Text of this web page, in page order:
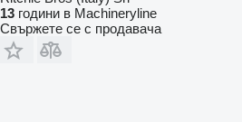
13 години в Machineryline
Свържете се с продавача